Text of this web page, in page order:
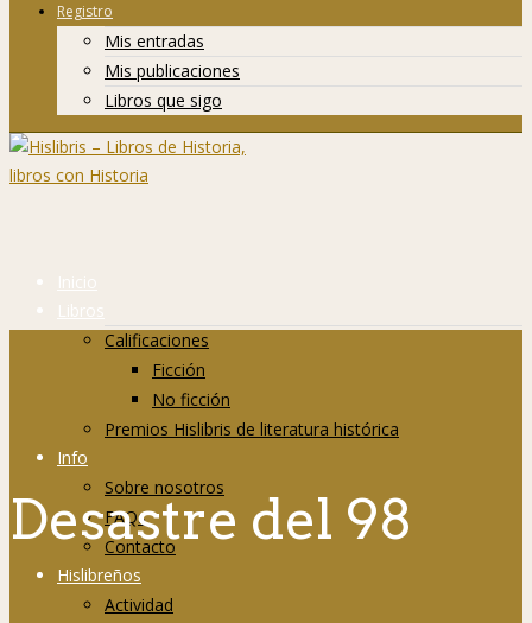
Registro
Mis entradas
Mis publicaciones
Libros que sigo
Inicio
Libros
Calificaciones
Ficción
No ficción
Premios Hislibris de literatura histórica
Info
Sobre nosotros
FAQs
Contacto
Hislibreños
Actividad
Desastre del 98